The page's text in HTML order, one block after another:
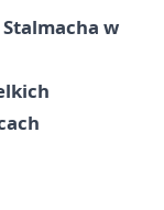
Stalmacha w